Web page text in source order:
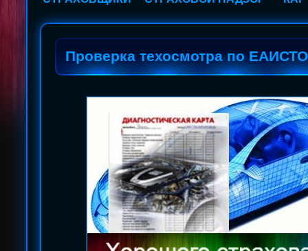
Проверка техосмотра по ЕАИСТО